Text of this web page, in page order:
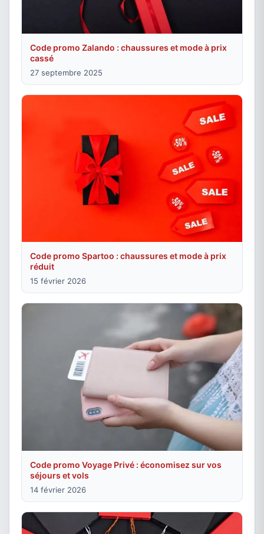
Code promo Zalando : chaussures et mode à prix
cassé
27 septembre 2025
Code promo Spartoo : chaussures et mode à prix
réduit
15 février 2026
Code promo Voyage Privé : économisez sur vos
séjours et vols
14 février 2026